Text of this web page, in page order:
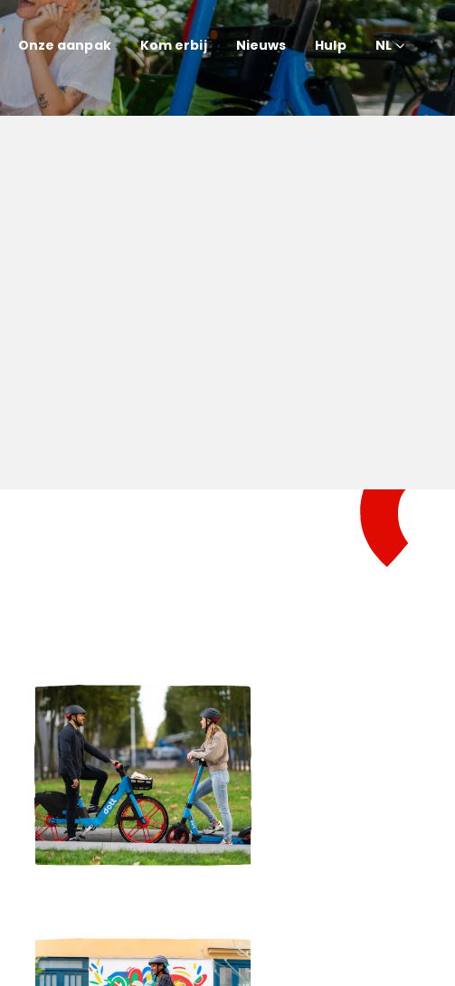
Onze aanpak Kom erbij Nieuws Hulp NL